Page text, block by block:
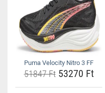
Puma Velocity Nitro 3 FF
51847 Ft53270 Ft